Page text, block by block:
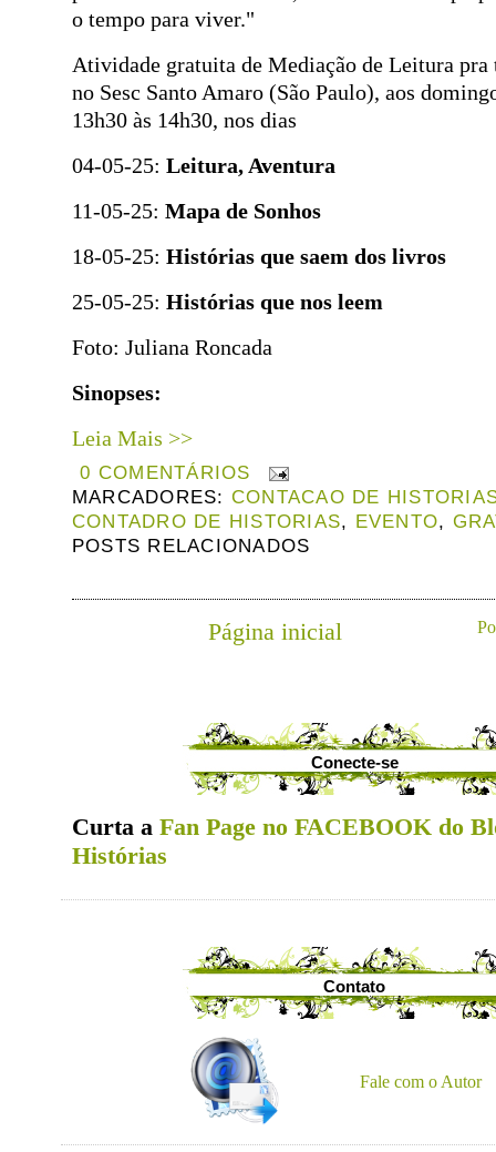
o tempo para viver."
Atividade gratuita de Mediação de Leitura pra
no Sesc Santo Amaro (São Paulo), aos
13h30 às 14h30, nos dias
04-05-25: Leitura, Aventura
11-05-25: Mapa de Sonhos
18-05-25: Histórias que saem dos livros
25-05-25: Histórias que nos leem
Foto: Juliana Roncada
Sinopses:
Leia Mais >>
0 COMENTÁRIOS
MARCADORES: CONTACAO DE
CONTADRO DE HISTORIAS, EVENTO,
POSTS RELACIONADOS
Página inicial
Conecte-se
Curta a Fan Page no FACEBOOK do
Histórias
Contato
Fale com o Autor